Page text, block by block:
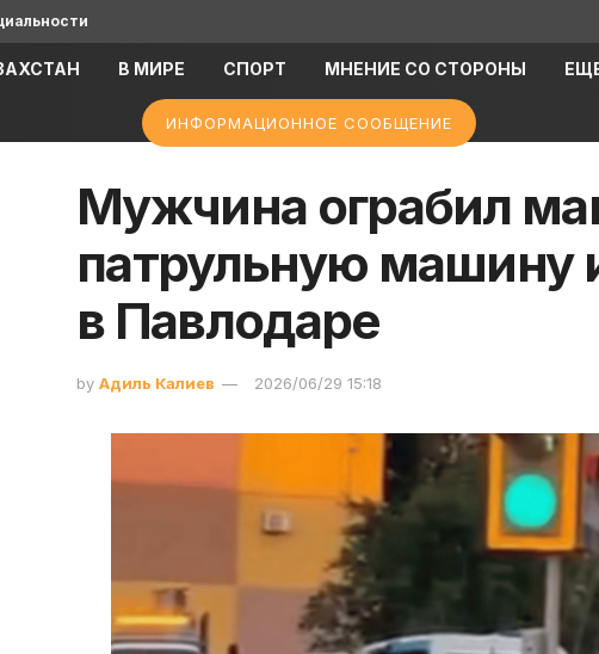
В МИРЕ СПОРТ МНЕНИЕ СО СТОРОНЫ
ИНФОРМАЦИОННОЕ СООБЩЕНИЕ
Мужчина ограбил
патрульную
в Павлодаре
by Адиль Калиев 2026/06/29 15:18